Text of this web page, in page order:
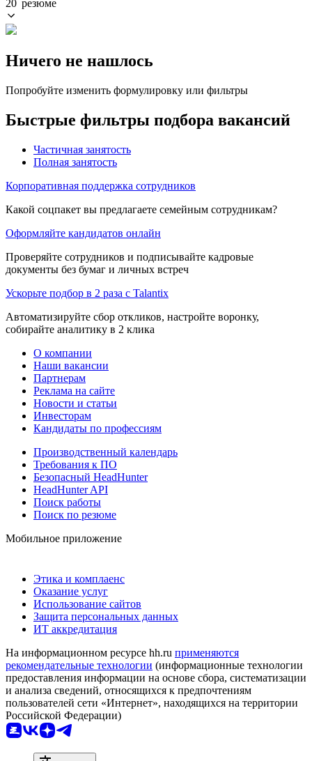
20 резюме
Ничего не нашлось
Попробуйте изменить формулировку или фильтры
Быстрые фильтры подбора вакансий
Частичная занятость
Полная занятость
Корпоративная поддержка сотрудников
Какой соцпакет вы предлагаете семейным сотрудникам?
Оформляйте кандидатов онлайн
Проверяйте сотрудников и подписывайте кадровые
документы без бумаг и личных встреч
Ускорьте подбор в 2 раза с Talantix
Автоматизируйте сбор откликов, настройте воронку,
собирайте аналитику в 2 клика
О компании
Наши вакансии
Партнерам
Реклама на сайте
Новости и статьи
Инвесторам
Кандидаты по профессиям
Производственный календарь
Требования к ПО
Безопасный HeadHunter
HeadHunter API
Поиск работы
Поиск по резюме
Мобильное приложение
Этика и комплаенс
Оказание услуг
Использование сайтов
Защита персональных данных
ИТ аккредитация
На информационном ресурсе hh.ru применяются
рекомендательные технологии (информационные технологии
предоставления информации на основе сбора, систематизации
и анализа сведений, относящихся к предпочтениям
пользователей сети «Интернет», находящихся на территории
Российской Федерации)